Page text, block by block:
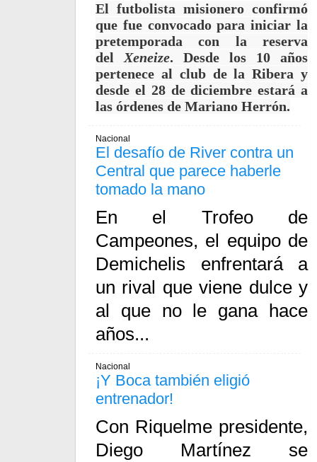
El futbolista misionero confirmó
que fue convocado para iniciar la
pretemporada con la reserva
del Xeneize. Desde los 10 años
pertenece al club de la Ribera y
desde el 28 de diciembre estará a
las órdenes de Mariano Herrón.
Nacional
El desafío de River contra un
Central que parece haberle
tomado la mano
En el Trofeo de
Campeones, el equipo de
Demichelis enfrentará a
un rival que viene dulce y
al que no le gana hace
años...
Nacional
¡Y Boca también eligió
entrenador!
Con Riquelme presidente,
Diego Martínez se